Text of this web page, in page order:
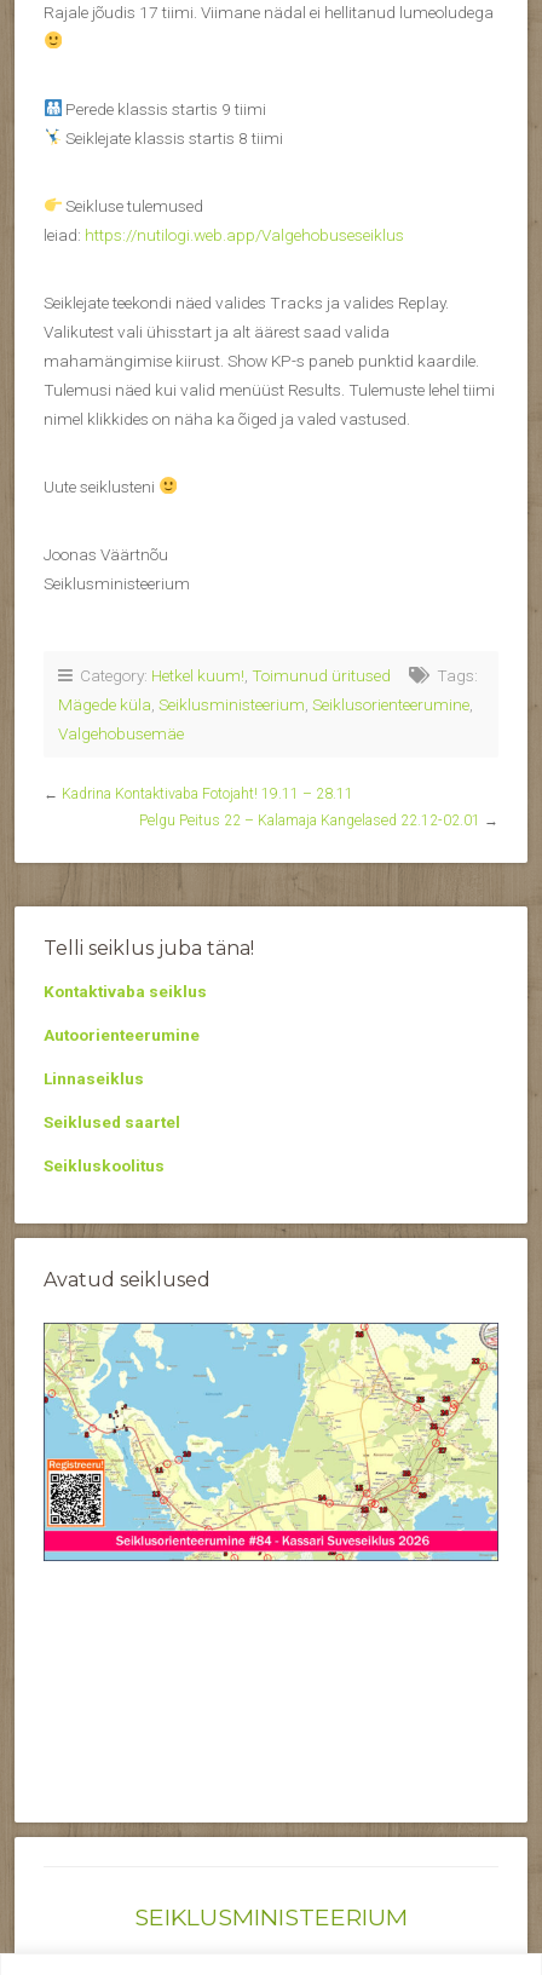
Rajale jõudis 17 tiimi. Viimane nädal ei hellitanud lumeoludega
Perede klassis startis 9 tiimi
Seiklejate klassis startis 8 tiimi
Seikluse tulemused
leiad: https://nutilogi.web.app/Valgehobuseseiklus
Seiklejate teekondi näed valides Tracks ja valides Replay.
Valikutest vali ühisstart ja alt äärest saad valida
mahamängimise kiirust. Show KP-s paneb punktid kaardile.
Tulemusi näed kui valid menüüst Results. Tulemuste lehel tiimi
nimel klikkides on näha ka õiged ja valed vastused.
Uute seiklusteni
Joonas Väärtnõu
Seiklusministeerium
Category: Hetkel kuum! Toimunud üritused
Tags:
Mägede küla Seiklusministeerium Seiklusorienteerumine
Valgehobusemäe
← Kadrina Kontaktivaba Fotojaht! 19.11 – 28.11
Pelgu Peitus 22 – Kalamaja Kangelased 22.12-02.01 →
Telli seiklus juba täna!
Kontaktivaba seiklus
Autoorienteerumine
Linnaseiklus
Seiklused saartel
Seikluskoolitus
Avatud seiklused
SEIKLUSMINISTEERIUM